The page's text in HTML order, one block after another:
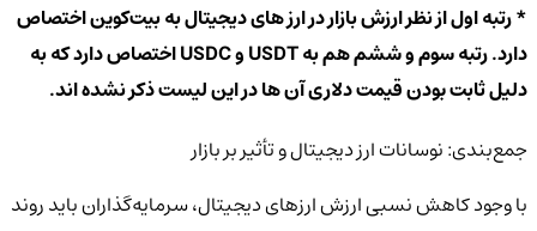
* رتبه اول از نظر ارزش بازار در ارز های دیجیتال به بیت‌کوین اختصاص
دارد. رتبه سوم و ششم هم به USDT و USDC اختصاص دارد که به
دلیل ثابت بودن قیمت دلاری آن ها در این لیست ذکر نشده اند.
جمع‌بندی: نوسانات ارز دیجیتال و تأثیر بر بازار
با وجود کاهش نسبی ارزش ارزهای دیجیتال، سرمایه‌گذاران باید روند